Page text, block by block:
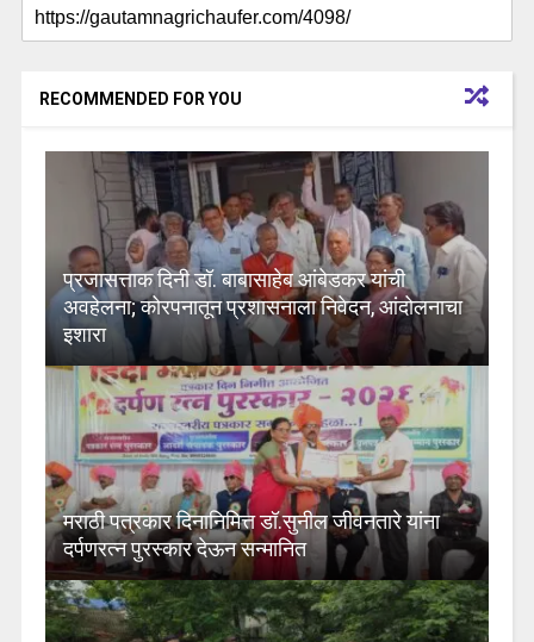
RECOMMENDED FOR YOU
प्रजासत्ताक दिनी डॉ. बाबासाहेब आंबेडकर यांची
अवहेलना; कोरपनातून प्रशासनाला निवेदन, आंदोलनाचा
इशारा
मराठी पत्रकार दिनानिमित्त डॉ.सुनील जीवनतारे यांना
दर्पणरत्न पुरस्कार देऊन सन्मानित